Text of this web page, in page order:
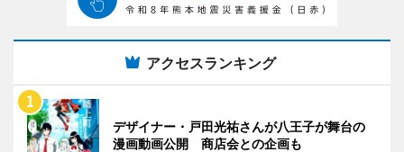
アクセスランキング
デザイナー・戸田光祐さんが八王子が舞台の
漫画動画公開 商店会との企画も